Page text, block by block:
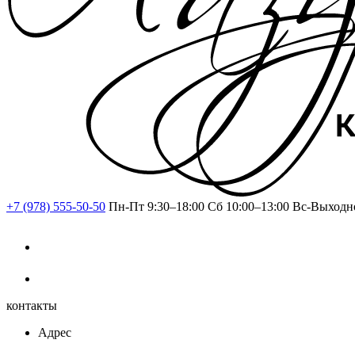
+7 (978) 555-50-50 Пн-Пт 9:30–18:00 Сб 10:00–13:00 Вс-
контакты
Адрес